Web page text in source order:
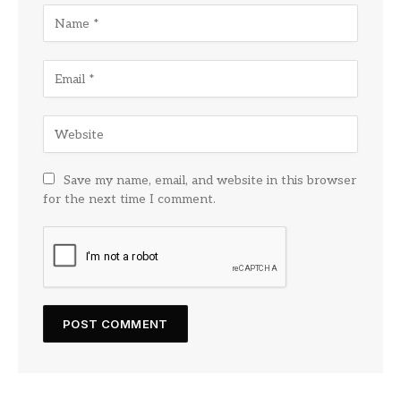
Save my name, email, and website in this browser
for the next time I comment.